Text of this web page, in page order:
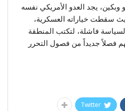
يجد العدو الأمريكي نفسه
سقطت خياراته العسكرية،
فاشلة، لتكتب المنطقة
فصلاً جديداً من فصول التحرر
Twitter